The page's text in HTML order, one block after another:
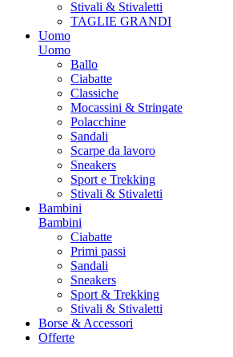
Stivali & Stivaletti
TAGLIE GRANDI
Uomo
Uomo
Ballo
Ciabatte
Classiche
Mocassini & Stringate
Polacchine
Sandali
Scarpe da lavoro
Sneakers
Sport e Trekking
Stivali & Stivaletti
Bambini
Bambini
Ciabatte
Primi passi
Sandali
Sneakers
Sport & Trekking
Stivali & Stivaletti
Borse & Accessori
Offerte